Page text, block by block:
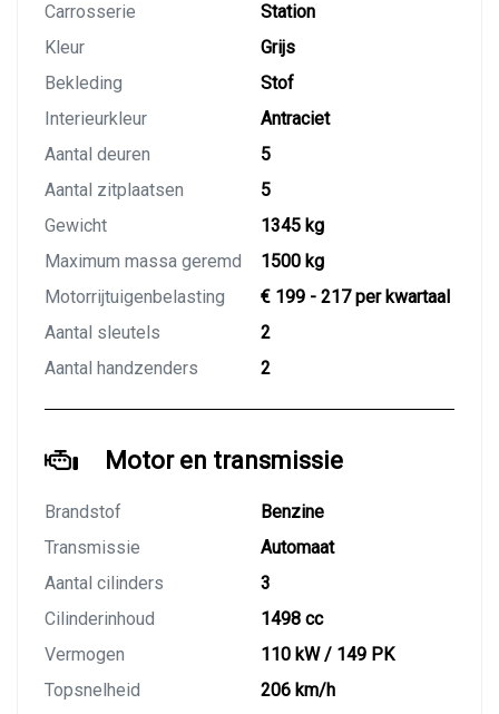
Carrosserie
Station
Kleur
Grijs
Bekleding
Stof
Interieurkleur
Antraciet
Aantal deuren
5
Aantal zitplaatsen
5
Gewicht
1345 kg
Maximum massa geremd
1500 kg
Motorrijtuigenbelasting
€ 199 - 217 per kwartaal
Aantal sleutels
2
Aantal handzenders
2
Motor en transmissie
Brandstof
Benzine
Transmissie
Automaat
Aantal cilinders
3
Cilinderinhoud
1498 cc
Vermogen
110 kW / 149 PK
Topsnelheid
206 km/h